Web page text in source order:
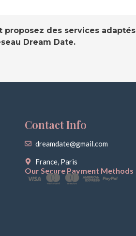
des services adaptés
Dream Date.
Contact Info
dreamdate@gmail.com
France, Paris
Our Secure Payment Methods